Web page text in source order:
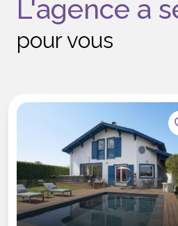
L'agence a
pour vous